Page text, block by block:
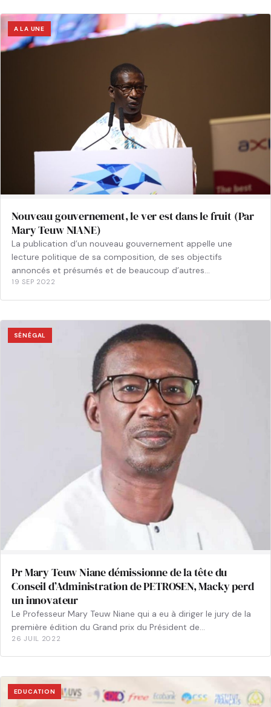
A LA UNE
Nouveau gouvernement, le ver est dans le fruit (Par
Mary Teuw NIANE)
La publication d’un nouveau gouvernement appelle une
lecture politique de sa composition, de ses objectifs
annoncés et présumés et de beaucoup d’autres…
19 SEP 2022
SÉNÉGAL
Pr Mary Teuw Niane démissionne de la tête du
Conseil d’Administration de PETROSEN, Macky perd
un innovateur
Le Professeur Mary Teuw Niane qui a eu à diriger le jury de la
première édition du Grand prix du Président de…
26 JUIL 2022
EDUCATION